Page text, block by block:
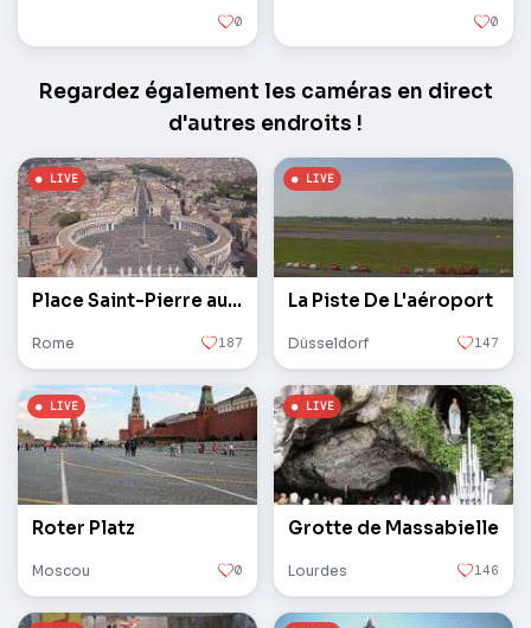
0 0
Regardez également les caméras en direct
d'autres endroits !
Place Saint-Pierre au Vatican
Rome 187
La Piste De L'aéroport
Düsseldorf 147
Roter Platz
Moscou 0
Grotte de Massabielle
Lourdes 146